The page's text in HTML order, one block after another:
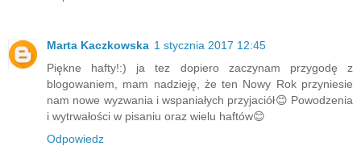
Marta Kaczkowska 1 stycznia 2017 12:45
Piękne hafty!:) ja tez dopiero zaczynam przygodę z
blogowaniem, mam nadzieję, że ten Nowy Rok przyniesie
nam nowe wyzwania i wspaniałych przyjaciół😊 Powodzenia
i wytrwałości w pisaniu oraz wielu haftów😊
Odpowiedz